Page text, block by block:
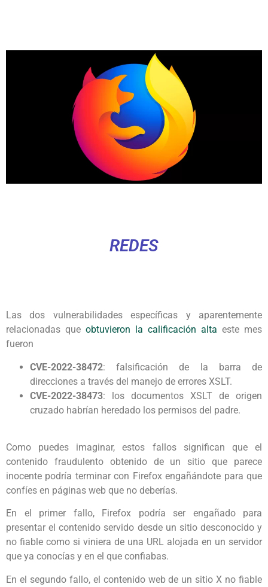
REDES
Las dos vulnerabilidades específicas y aparentemente
relacionadas que obtuvieron la calificación alta este mes
fueron
CVE-2022-38472: falsificación de la barra de
direcciones a través del manejo de errores XSLT.
CVE-2022-38473: los documentos XSLT de origen
cruzado habrían heredado los permisos del padre.
Como puedes imaginar, estos fallos significan que el
contenido fraudulento obtenido de un sitio que parece
inocente podría terminar con Firefox engañándote para que
confíes en páginas web que no deberías.
En el primer fallo, Firefox podría ser engañado para
presentar el contenido servido desde un sitio desconocido y
no fiable como si viniera de una URL alojada en un servidor
que ya conocías y en el que confiabas.
En el segundo fallo, el contenido web de un sitio X no fiable